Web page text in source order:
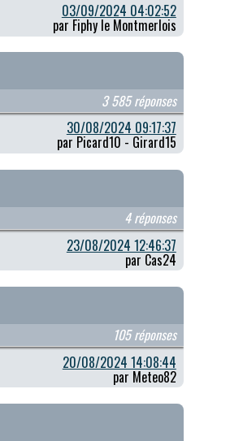
03/09/2024 04:02:52
par Fiphy le Montmerlois
3 585 réponses
30/08/2024 09:17:37
par Picard10 - Girard15
4 réponses
23/08/2024 12:46:37
par Cas24
105 réponses
20/08/2024 14:08:44
par Meteo82